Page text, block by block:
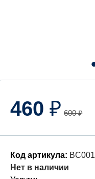
460 ₽ 600₽
Код артикула: BC001
Нет в наличии